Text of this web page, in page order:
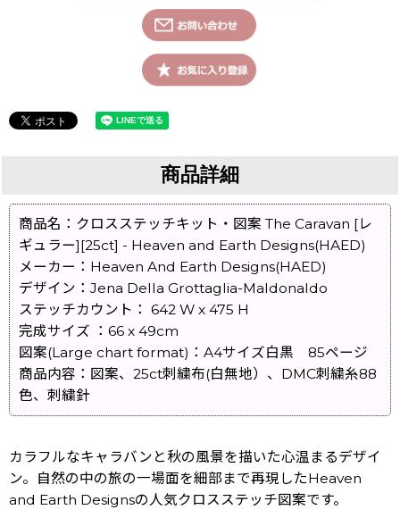
商品詳細
商品名：クロスステッチキット・図案 The Caravan [レ
ギュラー][25ct] - Heaven and Earth Designs(HAED)
メーカー：Heaven And Earth Designs(HAED)
デザイン：Jena Della Grottaglia-Maldonaldo
ステッチカウント： 642 W x 475 H
完成サイズ ：66 x 49cm
図案(Large chart format)：A4サイズ白黒 85ページ
商品内容：図案、25ct刺繍布(白無地）、DMC刺繍糸88
色、刺繍針
カラフルなキャラバンと秋の風景を描いた心温まるデザイ
ン。自然の中の旅の一場面を細部まで再現したHeaven
and Earth Designsの人気クロスステッチ図案です。